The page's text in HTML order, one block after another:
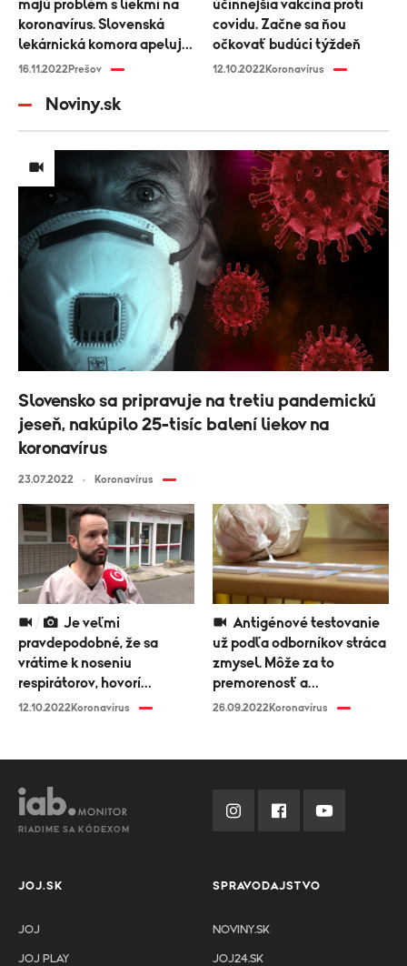
majú problém s liekmi na
koronavírus. Slovenská
lekárnická komora apeluje
na ministerstvo
16.11.2022Prešov
účinnejšia vakcína proti
covidu. Začne sa ňou
očkovať budúci týždeň
12.10.2022Koronavírus
Noviny.sk
pravdepodobné, že sa
vrátime k noseniu
respirátorov, hovorí
infektológ Peter Sabaka
12.10.2022Koronavírus
už podľa odborníkov stráca
zmysel. Môže za to
premorenosť a
preočkovanosť
26.09.2022Koronavírus
Slovensko sa pripravuje na tretiu pandemickú
jeseň, nakúpilo 25-tisíc balení liekov na
koronavírus
23.07.2022 Koronavírus
RIADIME SA KÓDEXOM
JOJ.SK
JOJ
JOJ PLAY
SPRAVODAJSTVO
NOVINY.SK
JOJ24.SK